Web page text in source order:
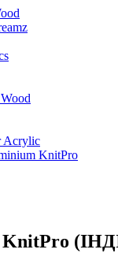
Acrylic
KnitPro
KnitPro